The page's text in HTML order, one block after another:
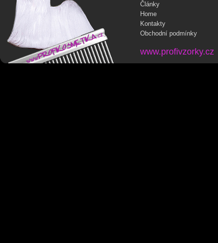
Články
Home
Kontakty
Obchodní podmínky
www.profivzorky.cz